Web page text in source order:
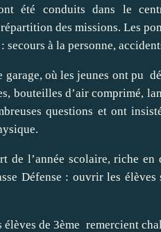
été conduits dans le
des missions. Les
à la personne,
garage, où les jeunes ont pu
bouteilles d’air comprimé,
questions et ont
de l’année scolaire, riche
Défense : ouvrir les
de 3ème remercient